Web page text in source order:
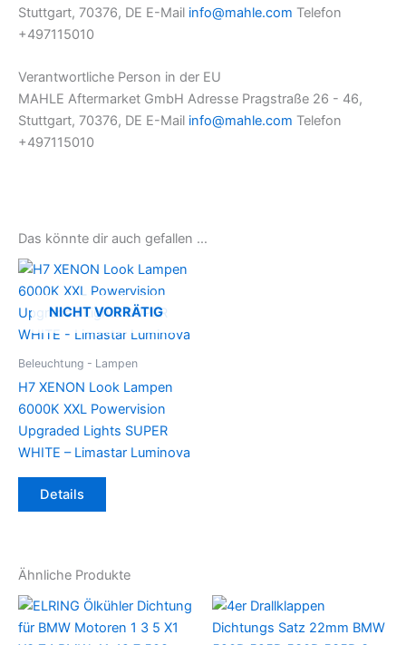
Stuttgart, 70376, DE E-Mail info@mahle.com Telefon
+497115010
Verantwortliche Person in der EU
MAHLE Aftermarket GmbH Adresse Pragstraße 26 - 46,
Stuttgart, 70376, DE E-Mail info@mahle.com Telefon
+497115010
Das könnte dir auch gefallen …
NICHT VORRÄTIG
Beleuchtung - Lampen
H7 XENON Look Lampen
6000K XXL Powervision
Upgraded Lights SUPER
WHITE – Limastar Luminova
Details
Ähnliche Produkte